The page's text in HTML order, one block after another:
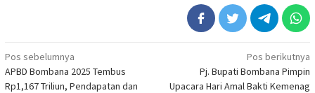
Navigasi
pos
Pos sebelumnya
APBD Bombana 2025 Tembus
Rp1,167 Triliun, Pendapatan dan
Pos berikutnya
Pj. Bupati Bombana Pimpin
Upacara Hari Amal Bakti Kemenag